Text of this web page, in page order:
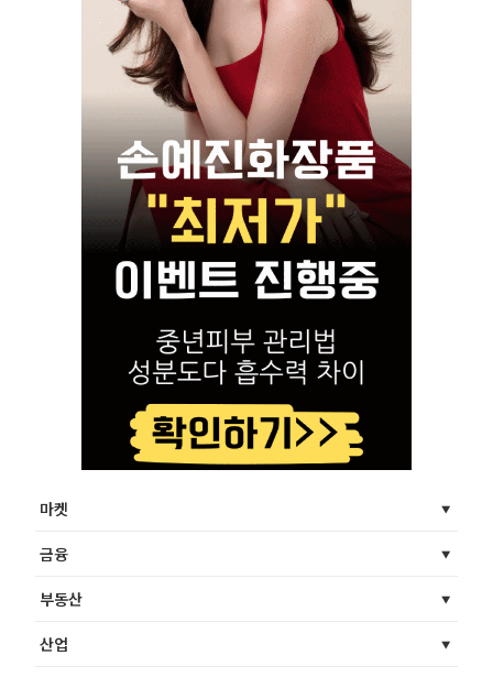
마켓
금융
부동산
산업